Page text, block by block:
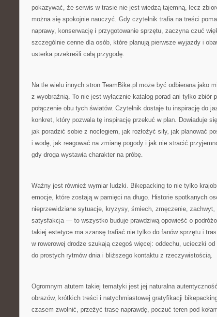
pokazywać, że serwis w trasie nie jest wiedzą tajemną, lecz
można się spokojnie nauczyć. Gdy czytelnik trafia na treści
naprawy, konserwację i przygotowanie sprzętu, zaczyna czuć
szczególnie cenne dla osób, które planują pierwsze wyjazdy i
usterka przekreśli całą przygodę.
Na tle wielu innych stron TeamBike.pl może być odbierana jako
z wyobraźnią. To nie jest wyłącznie katalog porad ani tylko zbiór
połączenie obu tych światów. Czytelnik dostaje tu inspirację do
konkret, który pozwala tę inspirację przekuć w plan. Dowiaduje
jak poradzić sobie z noclegiem, jak rozłożyć siły, jak planować
i wodę, jak reagować na zmianę pogody i jak nie stracić
gdy droga wystawia charakter na próbę.
Ważny jest również wymiar ludzki. Bikepacking to nie tylko
emocje, które zostają w pamięci na długo. Historie spotkanych
nieprzewidziane sytuacje, kryzysy, śmiech, zmęczenie,
satysfakcja — to wszystko buduje prawdziwą opowieść o
takiej estetyce ma szansę trafiać nie tylko do fanów sprzętu i
w rowerowej drodze szukają czegoś więcej: oddechu, ucieczki od
do prostych rytmów dnia i bliższego kontaktu z rzeczywistością.
Ogromnym atutem takiej tematyki jest jej naturalna
obrazów, krótkich treści i natychmiastowej gratyfikacji
czasem zwolnić, przeżyć trasę naprawdę, poczuć teren pod